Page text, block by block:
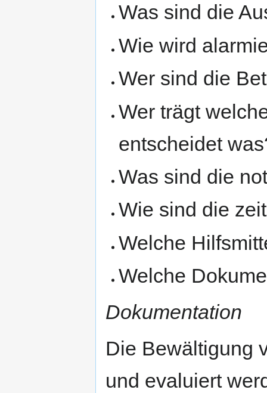
Was sind die
Wie wird
Wer sind die
Wer trägt
entscheidet
Was sind die
Wie sind die
Welche
Welche
Dokumentation
Die Bewältigung
und evaluiert